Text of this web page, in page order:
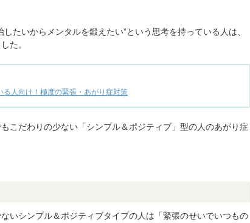
たいからメンタルを鍛えたい”という思考を持っている人は、
た。
る人向け！極度の緊張・あがり症対策
こだわりの少ない「シンプル＆ポジティブ」型の人のあがり症
いシンプル＆ポジティブタイプの人は「緊張のせいでいつもの